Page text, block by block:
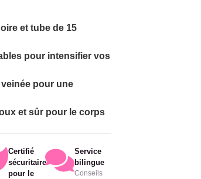
et tube de 15
pour intensifier vos
pour une
et sûr pour le corps
Certifié
sécuritaire
pour le
Service
bilingue
Conseils